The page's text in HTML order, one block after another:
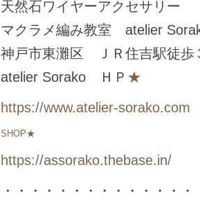
天然石ワイヤーアクセサリー
マクラメ編み教室 atelier
神戸市東灘区 ＪＲ住吉駅徒歩
atelier Sorako ＨＰ ★
https://www.atelier-sorako.com
SHOP★
https://assorako.thebase.in/
・・・・・・・・・・・・・・